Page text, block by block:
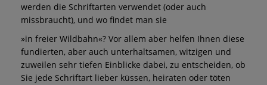
werden die Schriftarten verwendet (oder auch
missbraucht), und wo findet man sie
»in freier Wildbahn«? Vor allem aber helfen Ihnen diese
fundierten, aber auch unterhaltsamen, witzigen und
zuweilen sehr tiefen Einblicke dabei, zu entscheiden, ob
Sie jede Schriftart lieber küssen, heiraten oder töten